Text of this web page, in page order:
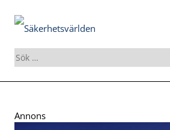
Sök
efter:
to
Annons